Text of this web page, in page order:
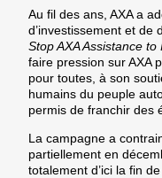
Au fil des ans, AXA a
d’investissement et de
Stop AXA Assistance
faire pression sur AXA
pour toutes, à son
humains du peuple
permis de franchir des
La campagne a
partiellement en
totalement d’ici la fin de